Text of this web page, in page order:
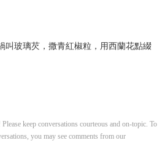
叫玻璃芡，撒青紅椒粒，用西蘭花點綴
keep conversations courteous and on-topic. To
you may see comments from our